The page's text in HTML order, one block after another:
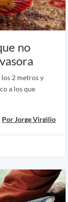
no
2 metros y
a los que
Por Jorge Virgilio